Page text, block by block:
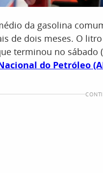
da gasolina
de dois meses. O
terminou no sábado
do Petróleo